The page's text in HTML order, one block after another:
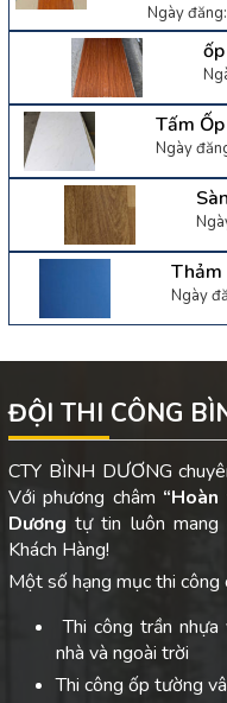
Ngày
Tấm
Ngày
Thảm
Ngày
ĐỘI THI CÔNG
CTY BÌNH DƯƠNG
Với phương châm
Dươngtự tin luôn mang
Khách Hàng!
Một số hạng mục thi công
Thi công trần
nhà và ngoài trời
Thi công ốp tường